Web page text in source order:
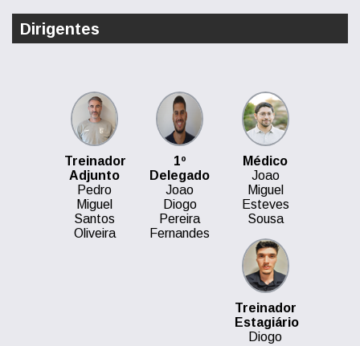
Dirigentes
Treinador
Adjunto
Pedro
Miguel
Santos
Oliveira
1º
Delegado
Joao
Diogo
Pereira
Fernandes
Médico
Joao
Miguel
Esteves
Sousa
Treinador
Estagiário
Diogo